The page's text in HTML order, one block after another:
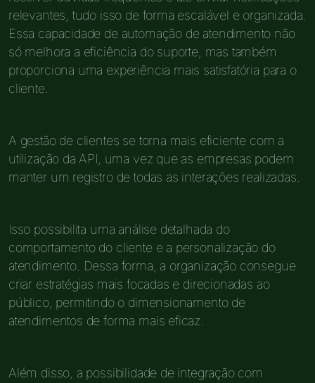
relevantes, tudo isso de forma escalável e organizada.
Essa capacidade de automação de atendimento não
só melhora a eficiência do suporte, mas também
proporciona uma experiência mais satisfatória para o
cliente.
A gestão de clientes se torna mais eficiente com a
utilização da API, uma vez que as empresas podem
manter um registro de todas as interações realizadas.
Isso possibilita uma análise detalhada do
comportamento do cliente e a personalização do
atendimento. Dessa forma, a organização consegue
criar estratégias mais focadas e direcionadas ao
público, permitindo o dimensionamento de
atendimentos de forma mais eficaz.
Além disso, a possibilidade de integração com